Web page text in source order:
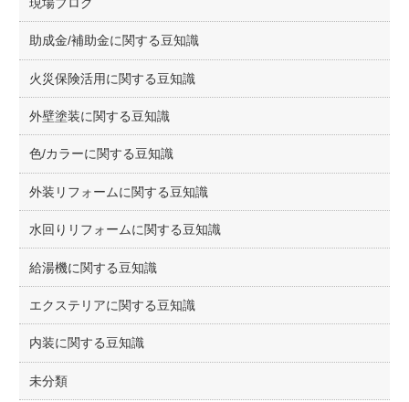
助成金/補助金に関する豆知識
火災保険活用に関する豆知識
外壁塗装に関する豆知識
色/カラーに関する豆知識
外装リフォームに関する豆知識
水回りリフォームに関する豆知識
給湯機に関する豆知識
エクステリアに関する豆知識
内装に関する豆知識
未分類